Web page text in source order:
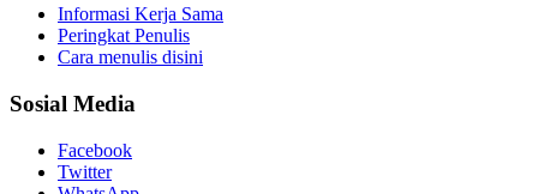
Informasi Kerja Sama
Peringkat Penulis
Cara menulis disini
Sosial Media
Facebook
Twitter